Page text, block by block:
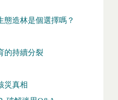
態造林是個選擇嗎？
的持續分裂
災真相